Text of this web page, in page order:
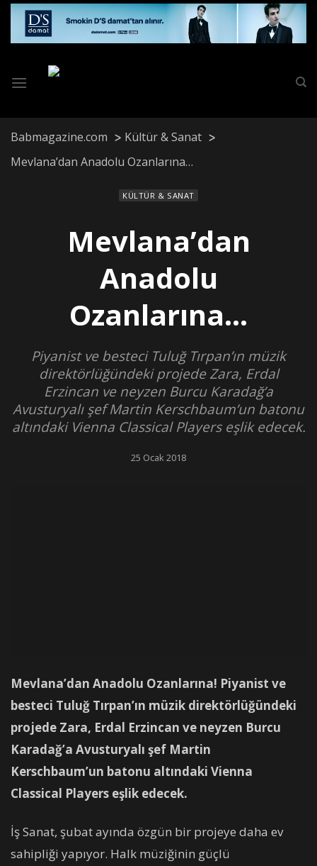
Skip
content
Babmagazine.com
Kültür & Sanat
Mevlana’dan Anadolu Ozanlarına…
KÜLTÜR & SANAT
Mevlana’dan
Anadolu
Ozanlarına…
Piyanist ve besteci Tuluğ Tırpan’ın müzik
direktörlüğündeki projede Zara, Erdal
Erzincan ve neyzen Burcu Karadağ’a
Avusturyalı şef Martin Kerschbaum’un batonu
altındaki Vienna Classical Players eşlik edecek.
25 Ocak 2018
Mevlana’dan Anadolu Ozanlarına! Piyanist ve
besteci Tuluğ Tırpan’ın müzik direktörlüğündeki
projede Zara, Erdal Erzincan ve neyzen Burcu
Karadağ’a Avusturyalı şef Martin
Kerschbaum’un batonu altındaki Vienna
Classical Players eşlik edecek.
İş Sanat, şubat ayında özgün bir projeye daha ev
sahipliği yapıyor. Halk müziğinin güçlü